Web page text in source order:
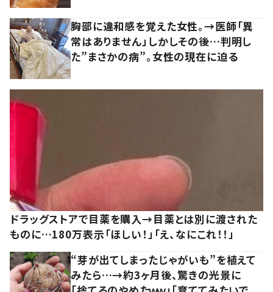
胸部に違和感を覚えた女性。→医師「異
常はありません」しかしその後…判明し
た”まさかの病”。女性の現在に迫る
ドラッグストアで目薬を購入→目薬とは別に渡された
ものに…180万表示「ほしい！」「え、なにこれ！！」
“芽が出てしまったじゃがいも”を植えて
みたら…→約3ヶ月後、驚きの光景に